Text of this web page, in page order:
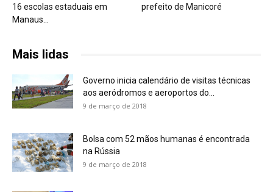
16 escolas estaduais em
Manaus...
prefeito de Manicoré
Mais lidas
Governo inicia calendário de visitas técnicas
aos aeródromos e aeroportos do...
9 de março de 2018
Bolsa com 52 mãos humanas é encontrada
na Rússia
9 de março de 2018